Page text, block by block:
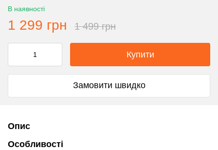
В наявності
1 299 грн 1 499 грн
Купити
Замовити швидко
Опис
Особливості